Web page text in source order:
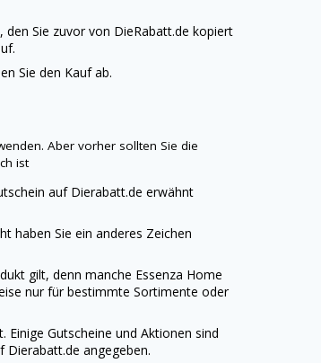
den Sie zuvor von DieRabatt.de kopiert
Sie den Kauf ab.
Aber vorher sollten Sie die
ist
aufDierabatt.de erwähnt
haben Sie ein anderes Zeichen
gilt, denn manche Essenza Home
nur für bestimmte Sortimente oder
Gutscheine und Aktionen sind
Dierabatt.de angegeben.